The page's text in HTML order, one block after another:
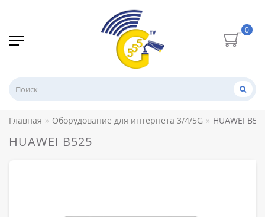
0
Главная Оборудование для интернета 3/4/5G HUAWEI
HUAWEI B525